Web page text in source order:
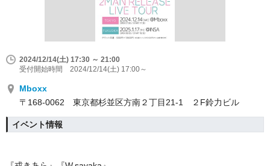
2024/12/14(土) 17:30 ～ 21:00
受付開始時間 2024/12/14(土) 17:00～
Mboxx
〒168-0062 東京都杉並区方南２丁目21-1 ２F鈴力ビル
イベント情報